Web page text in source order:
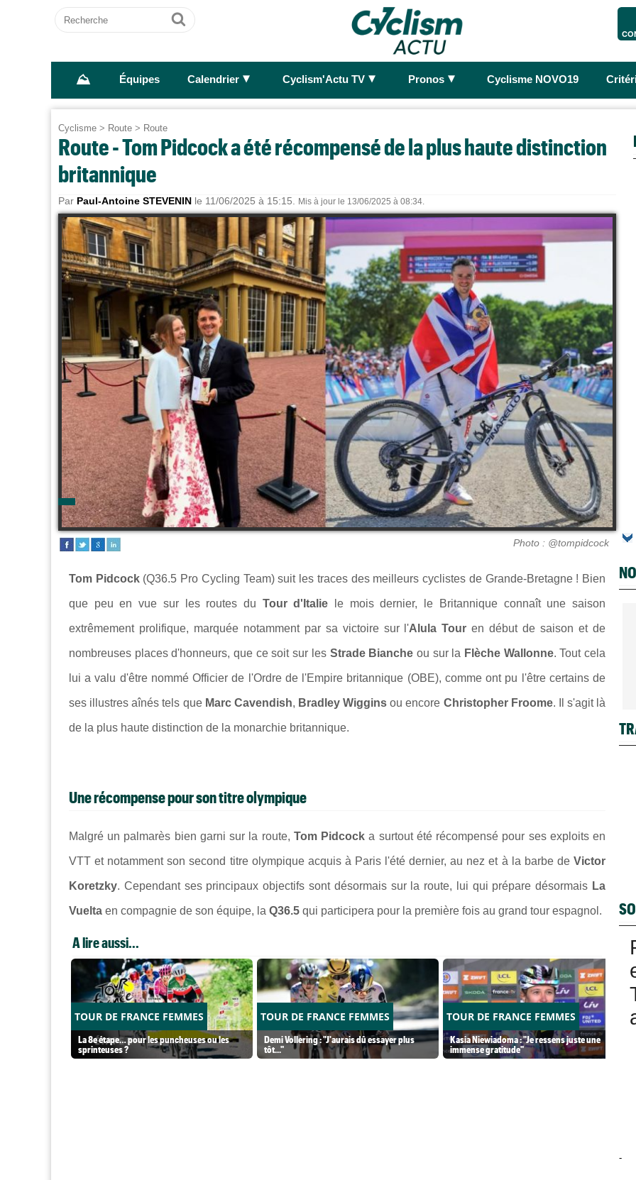
Recherche
Ok
⛰ Équipes Calendrier ► Cyclism'Actu TV ► Pronos ► Cyclisme NOVO19
Cyclisme > Route > Route
Route - Tom Pidcock a été récompensé de la plus haute distinction
britannique
Par Paul-Antoine STEVENIN le 11/06/2025 à 15:15. Mis à jour le 13/06/2025 à 08:34.
Photo : @tompidcock
Tom Pidcock(Q36.5 Pro Cycling Team) suit les traces des meilleurs cyclistes de Grande-Bretagne ! Bien
que peu en vue sur les routes du Tour d'Italie le mois dernier, le Britannique connaît une saison
extrêmement prolifique, marquée notamment par sa victoire sur l'Alula Tour en début de saison et de
nombreuses places d'honneurs, que ce soit sur les Strade Bianche ou sur la Flèche Wallonne. Tout cela
lui a valu d'être nomméOfficier de l'Ordre de l'Empire britannique (OBE), comme ont pu l'être certains de
ses illustres aînés tels que Marc Cavendish, Bradley Wiggins ou encore Christopher Froome. Il s'agit là
de la plus haute distinction de la monarchie britannique.
Une récompense pour son titre olympique
Malgré un palmarès bien garni sur la route, Tom Pidcocka surtout été récompensé pour ses exploits en
VTT et notamment son second titre olympique acquis à Paris l'été dernier, au nez et à la barbe de Victor
Koretzky. Cependant ses principaux objectifs sont désormais sur la route, lui qui prépare désormais La
Vuelta en compagnie de son équipe, la Q36.5 qui participera pour la première fois au grand tour espagnol.
A lire aussi...
TOUR DE FRANCE FEMMES
La 8e étape… pour les puncheuses ou les
sprinteuses ?
TOUR DE FRANCE FEMMES
Demi Vollering : "J'aurais dû essayer plus
tôt..."
TOUR DE FRANCE FEMMES
Kasia Niewiadoma : "Je ressens juste une
immense gratitude"
-